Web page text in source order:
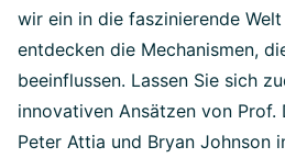
wir ein in die faszinierende
entdecken die Mechanismen,
beeinflussen. Lassen Sie sich
innovativen Ansätzen von Prof.
Peter Attia und Bryan Johnson